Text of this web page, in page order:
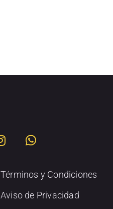
Términos y Condiciones
Aviso de Privacidad